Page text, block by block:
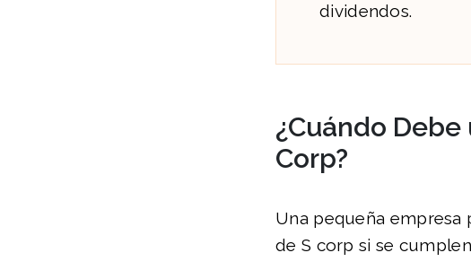
dividendos.
¿Cuándo
Corp?
Una pequeña
de S corp si se